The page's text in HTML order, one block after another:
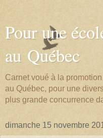
Pour une
au Québec
Carnet voué à la
au Québec, pour une
plus grande concurrence
dimanche 15 novembre